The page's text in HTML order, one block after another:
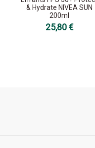
& Hydrate NIVEA SUN
200ml
25,80 €